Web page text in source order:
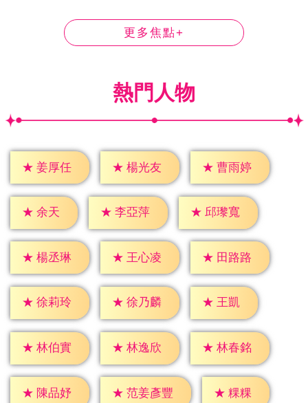
更多焦點+
熱門人物
★ 姜厚任 ★ 楊光友 ★ 曹雨婷
★ 余天 ★ 李亞萍 ★ 邱瓈寬
★ 楊丞琳 ★ 王心凌 ★ 田路路
★ 徐莉玲 ★ 徐乃麟 ★ 王凱
★ 林伯實 ★ 林逸欣 ★ 林春銘
★ 陳品妤 ★ 范姜彥豐 ★ 粿粿